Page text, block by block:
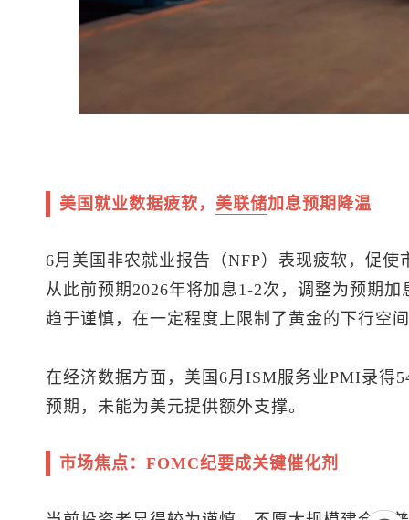
美国就业数据疲软， 美联储加息预期降温
6月美国 非农就业报告（NFP）表现疲软，促
从此前预期2026年将加息1-2次，调整为预期
趋于谨慎，在一定程度上限制了黄金的下行空
在经济数据方面，美国6月ISM服务业PMI录得
预期，未能为美元提供额外支撑。
市场焦点：FOMC纪要成关键催化剂